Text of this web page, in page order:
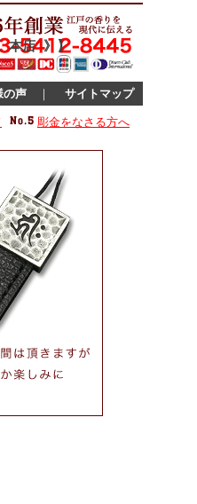
本店 》】
の声 ｜ サイトマップ
彫金をなさる方へ